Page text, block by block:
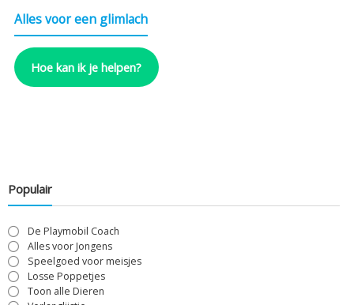
Alles voor een glimlach
Hoe kan ik je helpen?
Populair
De Playmobil Coach
Alles voor Jongens
Speelgoed voor meisjes
Losse Poppetjes
Toon alle Dieren